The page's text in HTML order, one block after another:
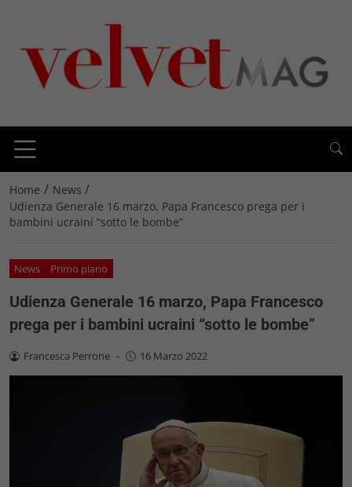
Home / News /
Udienza Generale 16 marzo, Papa Francesco prega per i
bambini ucraini “sotto le bombe”
News Primo piano
Udienza Generale 16 marzo, Papa Francesco
prega per i bambini ucraini “sotto le bombe”
Francesca Perrone - 16 Marzo 2022